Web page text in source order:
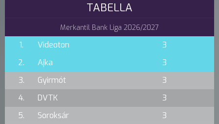
TABELLA
Merkantil Bank Liga 2026/2027
1. Videoton
3
2.
Ajka
3
3.
Gyirmót
3
4.
DVTK
3
5.
Soroksár
3